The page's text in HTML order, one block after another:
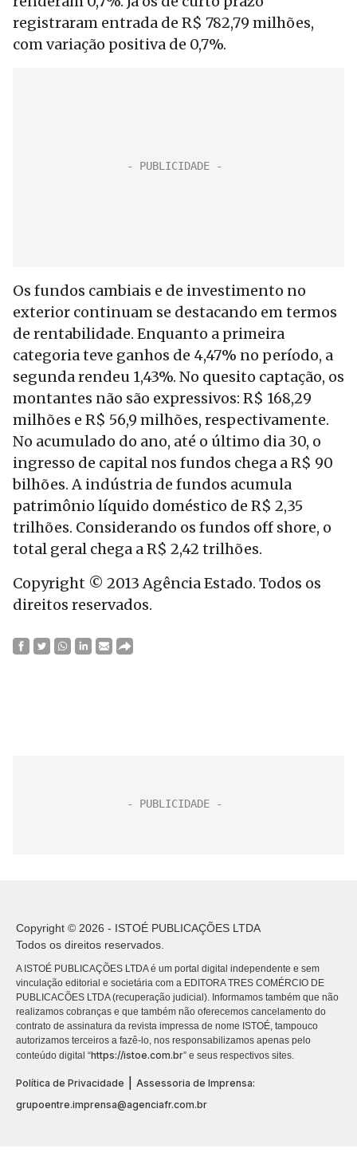
registraram entrada de R$ 782,79 milhões,
com variação positiva de 0,7%.
Os fundos cambiais e de investimento no
exterior continuam se destacando em termos
de rentabilidade. Enquanto a primeira
categoria teve ganhos de 4,47% no período, a
segunda rendeu 1,43%. No quesito captação, os
montantes não são expressivos: R$ 168,29
milhões e R$ 56,9 milhões, respectivamente.
No acumulado do ano, até o último dia 30, o
ingresso de capital nos fundos chega a R$ 90
bilhões. A indústria de fundos acumula
patrimônio líquido doméstico de R$ 2,35
trilhões. Considerando os fundos off shore, o
total geral chega a R$ 2,42 trilhões.
Copyright © 2013 Agência Estado. Todos os
direitos reservados.
Copyright © 2026 - ISTOÉ PUBLICAÇÕES LTDA
Todos os direitos reservados.
A ISTOÉ PUBLICAÇÕES LTDA é um portal digital independente e sem
vinculação editorial e societária com a EDITORA TRES COMÉRCIO DE
PUBLICACÕES LTDA (recuperação judicial). Informamos também que não
realizamos cobranças e que também não oferecemos cancelamento do
contrato de assinatura da revista impressa de nome ISTOÉ, tampouco
autorizamos terceiros a fazê-lo, nos responsabilizamos apenas pelo
conteúdo digital “https://istoe.com.br” e seus respectivos sites.
Política de Privacidade
Assessoria de Imprensa:
grupoentre.imprensa@agenciafr.com.br